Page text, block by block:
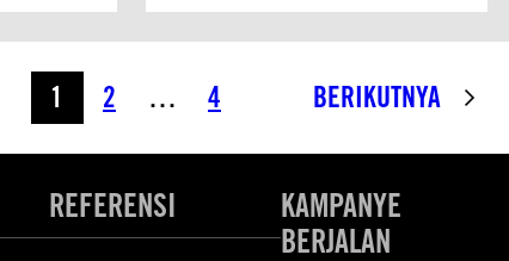
1 2 … 4 BERIKUTNYA
REFERENSI
KAMPANYE
BERJALAN